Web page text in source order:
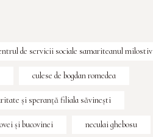
de servicii sociale samariteanul milostiv
culese de bogdan romedea
şi speranţă filiala săvineşti
și bucovinei neculai ghebosu